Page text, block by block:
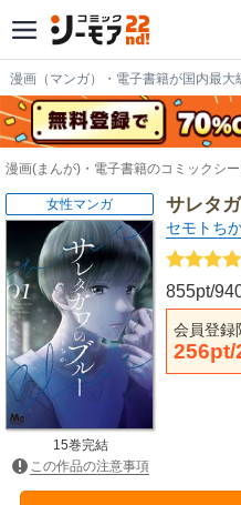
漫画（マンガ）・電子書籍が国内最大
漫画(まんが)・電子書籍のコミックシ
サレタ
セモトち
855pt/
会員登録
256pt/
女性マンガ
15巻完結
この作品の注意事項